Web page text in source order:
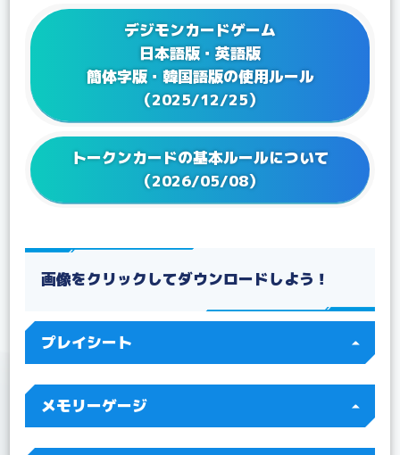
2023/02/17
Q&A ブースターパック VSロイヤルナイツ【BT-13】
を更新！
Q&Aを更新！
2022/12/27 Q&Aを更新！
Q&A テーマブースター オルタナティブビーイング
【EX-04】を更新！
2022/12/16 Q&Aを更新！
Q&A アドバンスデッキ ベルゼブモン【ST-14】を更
【BT-11】を更新！
2022/07/22
Q&A テーマブースター ドラゴンズロア【EX-03】を
更新！
2022/07/15 Q&Aを更新！
デジモンカードゲーム
日本語版・英語版
簡体字版・韓国語版の使用ルール
（2025/12/25）
トークンカードの基本ルールについて
（2026/05/08）
画像をクリックしてダウンロードしよう！
プレイシート
メモリーゲージ